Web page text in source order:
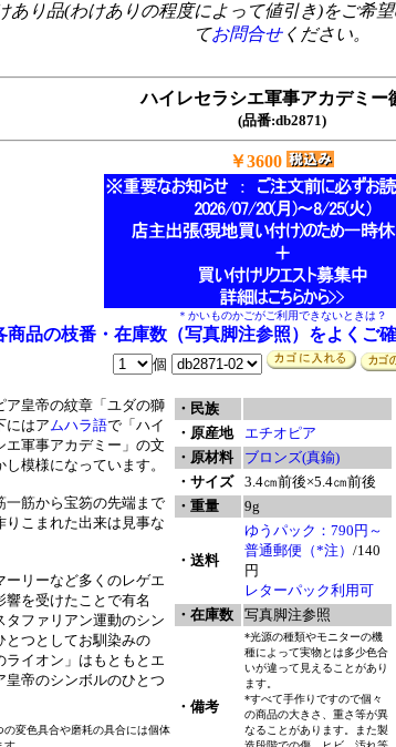
あり品(わけありの程度によって値引き)をご希
てお問合せください。
ハイレセラシエ軍事アカデミー
(品番:db2871)
￥3600
＊かいものかごがご利用できないときは？
商品の枝番・在庫数（写真脚注参照）をよくご
個
ア皇帝の紋章「ユダの獅
にはアムハラ語で「ハイ
エ軍事アカデミー」の文
し模様になっています。
一筋から宝笏の先端まで
りこまれた出来は見事な
ーリーなど多くのレゲエ
響を受けたことで有名
タファリアン運動のシン
とつとしてお馴染みの
ライオン」はもともとエ
皇帝のシンボルのひとつ
の変色具合や磨耗の具合には個体
・民族
・原産地
エチオピア
・原材料
ブロンズ(真鍮)
・サイズ
3.4㎝前後×5.4㎝前後
・重量
9g
・送料
ゆうパック：790円～
普通郵便（*注） /140
円
レターパック利用可
・在庫数
写真脚注参照
・備考
*光源の種類やモニターの機
種によって実物とは多少色合
いが違って見えることがあり
ます。
*すべて手作りですので個々
の商品の大きさ、重さ等が異
なることがあります。また製